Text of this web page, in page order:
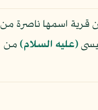
قرية اسمها ناصرة من
(عليه السلام) من